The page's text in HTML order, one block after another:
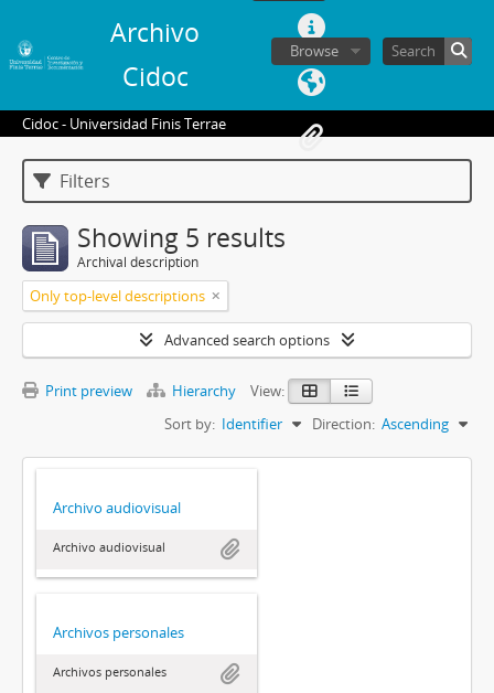
Archivo
Cidoc
Browse
Cidoc - Universidad Finis Terrae
Filters
Showing 5 results
Archival description
Only top-level descriptions
Advanced search options
Print preview Hierarchy
View:
Sort by: Identifier Direction: Ascending
Archivo audiovisual
Archivo audiovisual
Archivos personales
Archivos personales